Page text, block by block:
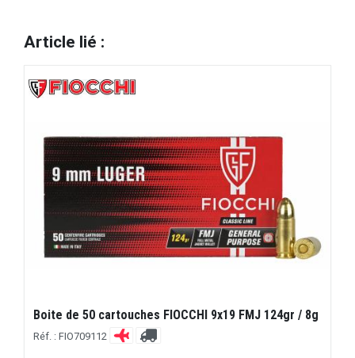
Article lié :
Boite de 50 cartouches FIOCCHI 9x19 FMJ 124gr / 8g
Réf. : FIO709112